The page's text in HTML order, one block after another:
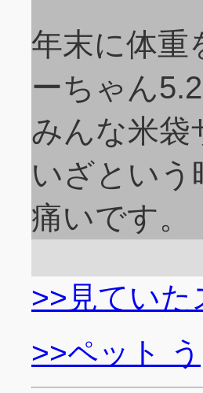
年末に体重
ーちゃん
みんな米袋
いざとい
痛いです。
>>見てい
>>ペット